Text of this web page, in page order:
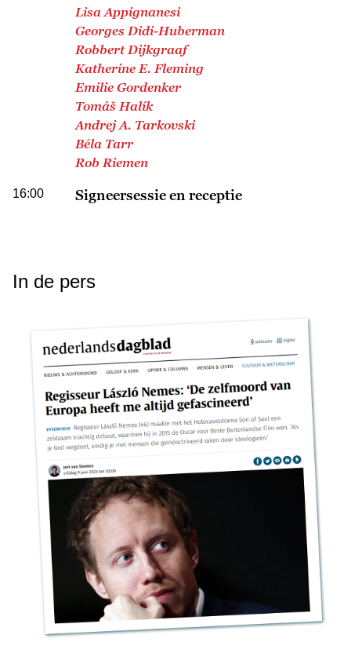
Lisa Appignanesi
Georges Didi-Huberman
Robbert Dijkgraaf
Katherine E. Fleming
Emilie Gordenker
Tomáš Halík
Andrej A. Tarkovski
Béla Tarr
Rob Riemen
16:00 Signeersessie en receptie
In de pers